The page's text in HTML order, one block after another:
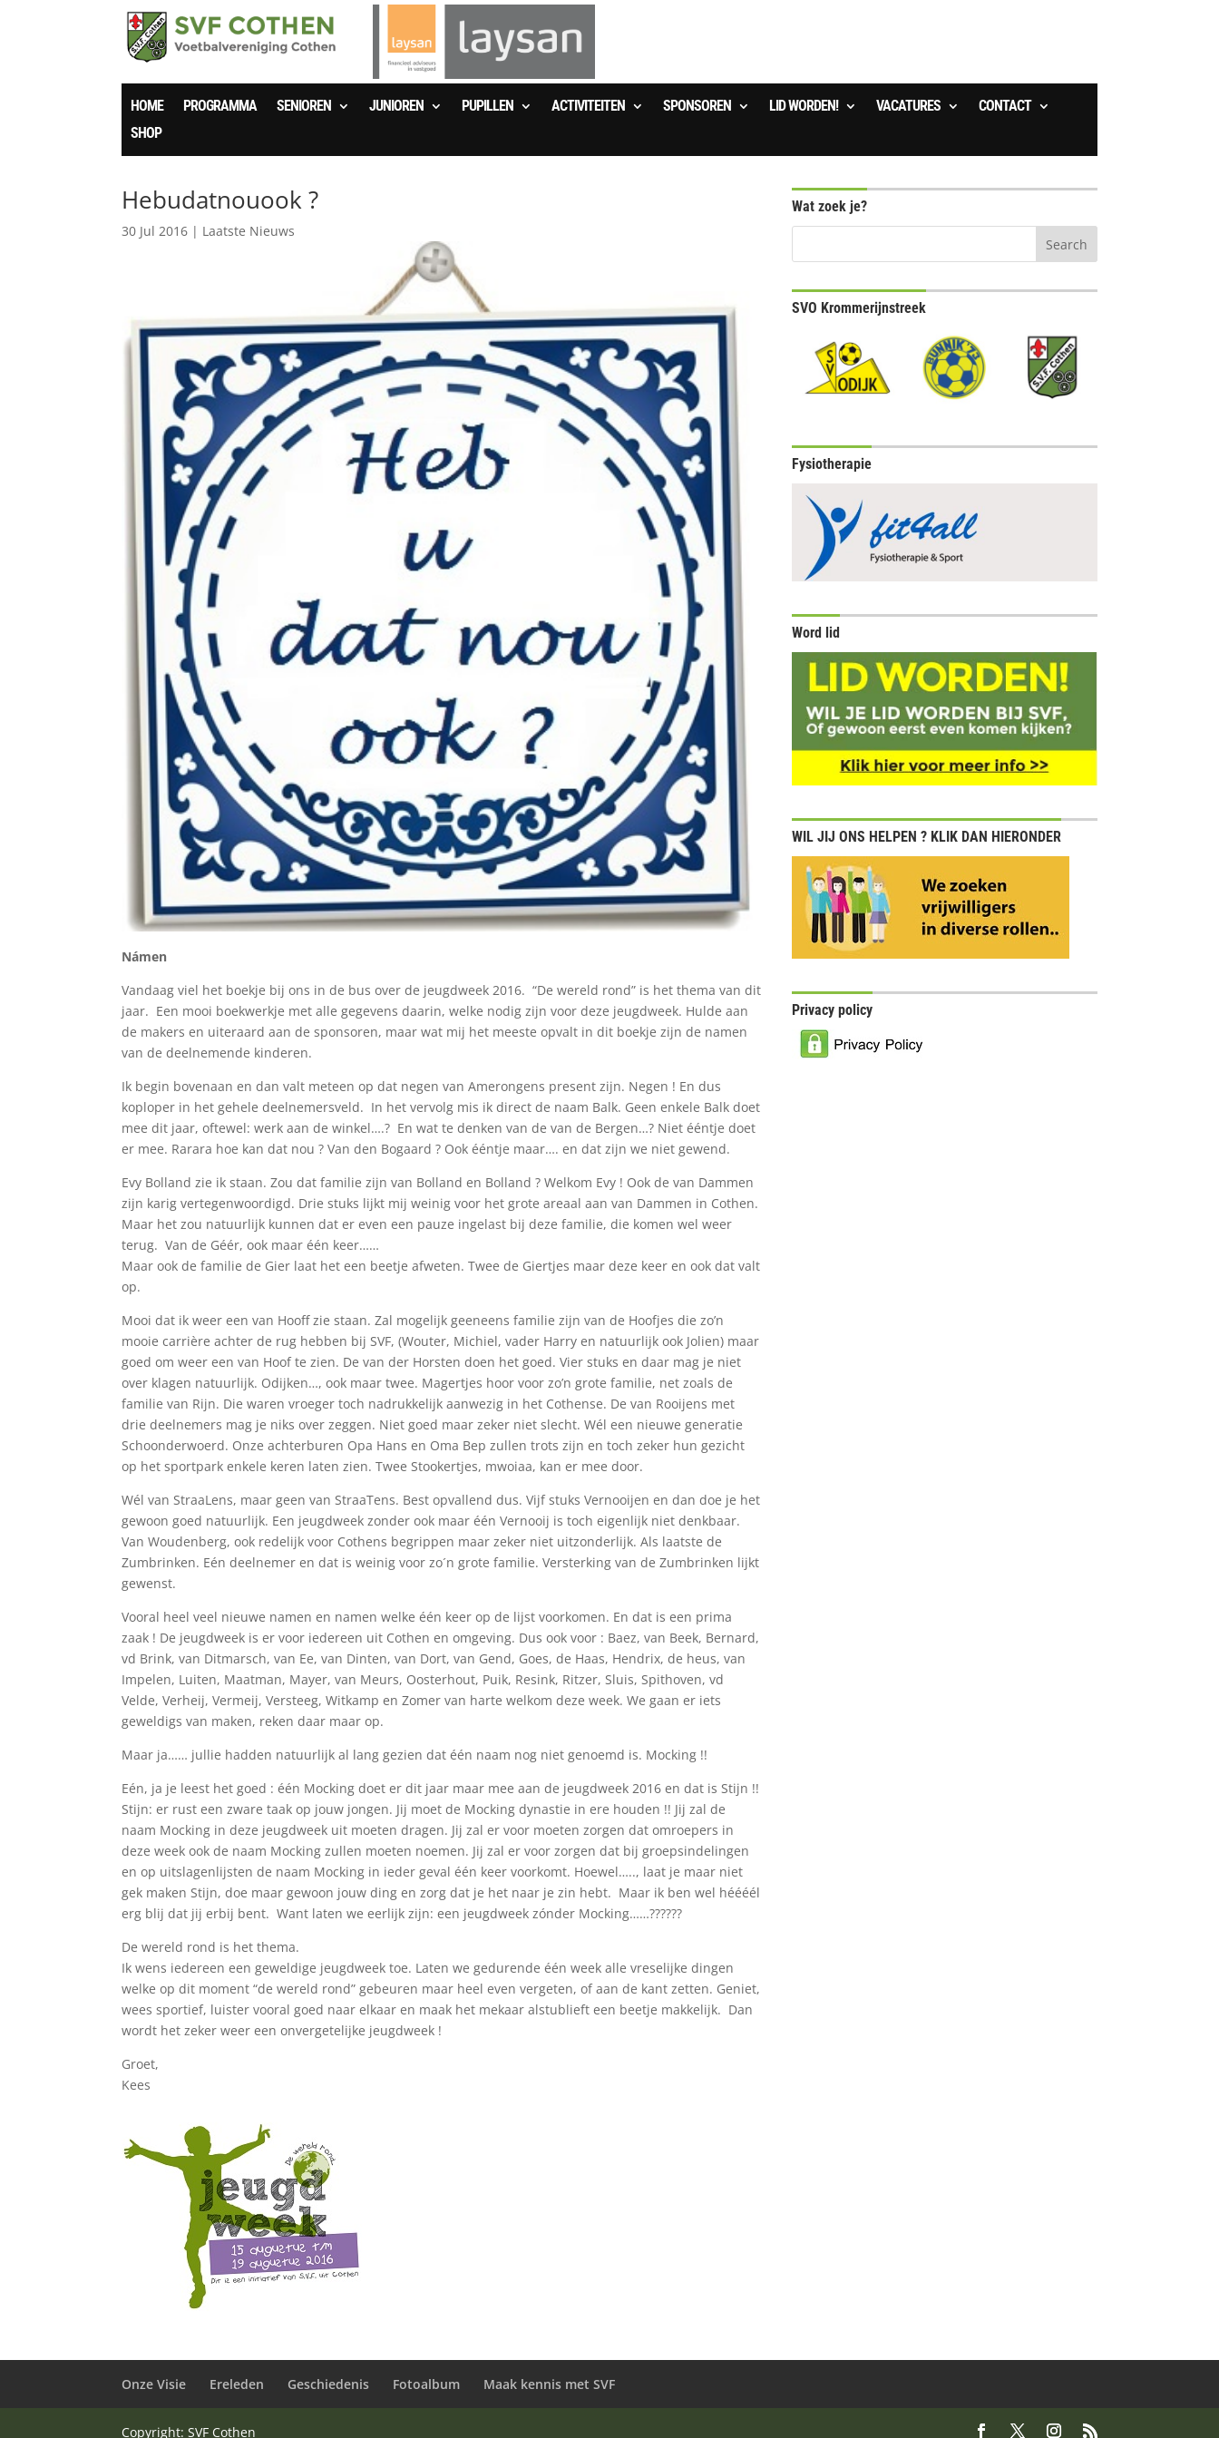
HOME PROGRAMMA SENIOREN JUNIOREN PUPILLEN ACTIVITEITEN SPONSOREN LID WORDEN! VACATURES
CONTACT
SHOP
Hebudatnouook ?
30 Jul 2016 | Laatste Nieuws
Námen
Vandaag viel het boekje bij ons in de bus over de jeugdweek 2016. “De wereld rond” is het thema van dit
jaar. Een mooi boekwerkje met alle gegevens daarin, welke nodig zijn voor deze jeugdweek. Hulde aan
de makers en uiteraard aan de sponsoren, maar wat mij het meeste opvalt in dit boekje zijn de namen
van de deelnemende kinderen.
Ik begin bovenaan en dan valt meteen op dat negen van Amerongens present zijn. Negen ! En dus
koploper in het gehele deelnemersveld. In het vervolg mis ik direct de naam Balk. Geen enkele Balk doet
mee dit jaar, oftewel: werk aan de winkel….? En wat te denken van de van de Bergen…? Niet ééntje doet
er mee. Rarara hoe kan dat nou ? Van den Bogaard ? Ook ééntje maar…. en dat zijn we niet gewend.
Evy Bolland zie ik staan. Zou dat familie zijn van Bolland en Bolland ? Welkom Evy ! Ook de van Dammen
zijn karig vertegenwoordigd. Drie stuks lijkt mij weinig voor het grote areaal aan van Dammen in Cothen.
Maar het zou natuurlijk kunnen dat er even een pauze ingelast bij deze familie, die komen wel weer
terug. Van de Géér, ook maar één keer……
Maar ook de familie de Gier laat het een beetje afweten. Twee de Giertjes maar deze keer en ook dat valt
op.
Mooi dat ik weer een van Hooff zie staan. Zal mogelijk geeneens familie zijn van de Hoofjes die zo’n
mooie carrière achter de rug hebben bij SVF, (Wouter, Michiel, vader Harry en natuurlijk ook Jolien) maar
goed om weer een van Hoof te zien. De van der Horsten doen het goed. Vier stuks en daar mag je niet
over klagen natuurlijk. Odijken…, ook maar twee. Magertjes hoor voor zo’n grote familie, net zoals de
familie van Rijn. Die waren vroeger toch nadrukkelijk aanwezig in het Cothense. De van Rooijens met
drie deelnemers mag je niks over zeggen. Niet goed maar zeker niet slecht. Wél een nieuwe generatie
Schoonderwoerd. Onze achterburen Opa Hans en Oma Bep zullen trots zijn en toch zeker hun gezicht
op het sportpark enkele keren laten zien. Twee Stookertjes, mwoiaa, kan er mee door.
Wél van StraaLens, maar geen van StraaTens. Best opvallend dus. Vijf stuks Vernooijen en dan doe je het
gewoon goed natuurlijk. Een jeugdweek zonder ook maar één Vernooij is toch eigenlijk niet denkbaar.
Van Woudenberg, ook redelijk voor Cothens begrippen maar zeker niet uitzonderlijk. Als laatste de
Zumbrinken. Eén deelnemer en dat is weinig voor zo´n grote familie. Versterking van de Zumbrinken lijkt
gewenst.
Vooral heel veel nieuwe namen en namen welke één keer op de lijst voorkomen. En dat is een prima
zaak ! De jeugdweek is er voor iedereen uit Cothen en omgeving. Dus ook voor : Baez, van Beek, Bernard,
vd Brink, van Ditmarsch, van Ee, van Dinten, van Dort, van Gend, Goes, de Haas, Hendrix, de heus, van
Impelen, Luiten, Maatman, Mayer, van Meurs, Oosterhout, Puik, Resink, Ritzer, Sluis, Spithoven, vd
Velde, Verheij, Vermeij, Versteeg, Witkamp en Zomer van harte welkom deze week. We gaan er iets
geweldigs van maken, reken daar maar op.
Maar ja…… jullie hadden natuurlijk al lang gezien dat één naam nog niet genoemd is. Mocking !!
Eén, ja je leest het goed : één Mocking doet er dit jaar maar mee aan de jeugdweek 2016 en dat is Stijn !!
Stijn: er rust een zware taak op jouw jongen. Jij moet de Mocking dynastie in ere houden !! Jij zal de
naam Mocking in deze jeugdweek uit moeten dragen. Jij zal er voor moeten zorgen dat omroepers in
deze week ook de naam Mocking zullen moeten noemen. Jij zal er voor zorgen dat bij groepsindelingen
en op uitslagenlijsten de naam Mocking in ieder geval één keer voorkomt. Hoewel….., laat je maar niet
gek maken Stijn, doe maar gewoon jouw ding en zorg dat je het naar je zin hebt. Maar ik ben wel héééél
erg blij dat jij erbij bent. Want laten we eerlijk zijn: een jeugdweek zónder Mocking……??????
De wereld rond is het thema.
Ik wens iedereen een geweldige jeugdweek toe. Laten we gedurende één week alle vreselijke dingen
welke op dit moment “de wereld rond” gebeuren maar heel even vergeten, of aan de kant zetten. Geniet,
wees sportief, luister vooral goed naar elkaar en maak het mekaar alstublieft een beetje makkelijk. Dan
wordt het zeker weer een onvergetelijke jeugdweek !
Groet,
Kees
Wat zoek je?
SVO Krommerijnstreek
Fysiotherapie
Word lid
WIL JIJ ONS HELPEN ? KLIK DAN HIERONDER
Privacy policy
Onze Visie Ereleden Geschiedenis Fotoalbum Maak kennis met SVF
Copyright: SVF Cothen